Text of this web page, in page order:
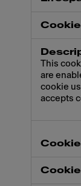
This
are
cookie
accepts